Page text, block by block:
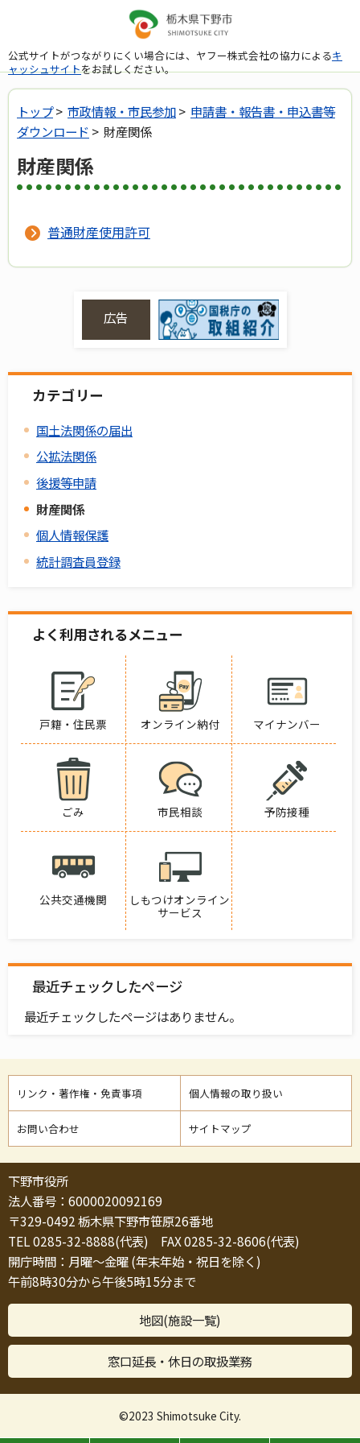
公式サイトがつながりにくい場合には、ヤフー株式会社の協力によるキ
ャッシュサイトをお試しください。
トップ> 市政情報・市民参加> 申請書・報告書・申込書等
ダウンロード > 財産関係
財産関係
普通財産使用許可
広告
カテゴリー
国土法関係の届出
公拡法関係
後援等申請
財産関係
個人情報保護
統計調査員登録
よく利用されるメニュー
戸籍・住民票 オンライン納付 マイナンバー
ごみ 市民相談 予防接種
公共交通機関
しもつけオンライン
サービス
最近チェックしたページ
最近チェックしたページはありません。
リンク・著作権・免責事項 個人情報の取り扱い
お問い合わせ サイトマップ
下野市役所
法人番号：6000020092169
〒329-0492 栃木県下野市笹原26番地
TEL 0285-32-8888(代表) FAX 0285-32-8606(代表)
開庁時間：月曜～金曜 (年末年始・祝日を除く)
午前8時30分から午後5時15分まで
地図(施設一覧)
窓口延長・休日の取扱業務
©2023 Shimotsuke City.